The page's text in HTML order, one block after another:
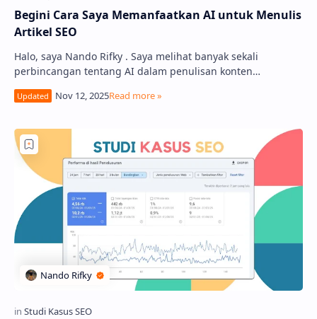
Begini Cara Saya Memanfaatkan AI untuk Menulis
Artikel SEO
Halo, saya Nando Rifky . Saya melihat banyak sekali
perbincangan tentang AI dalam penulisan konten